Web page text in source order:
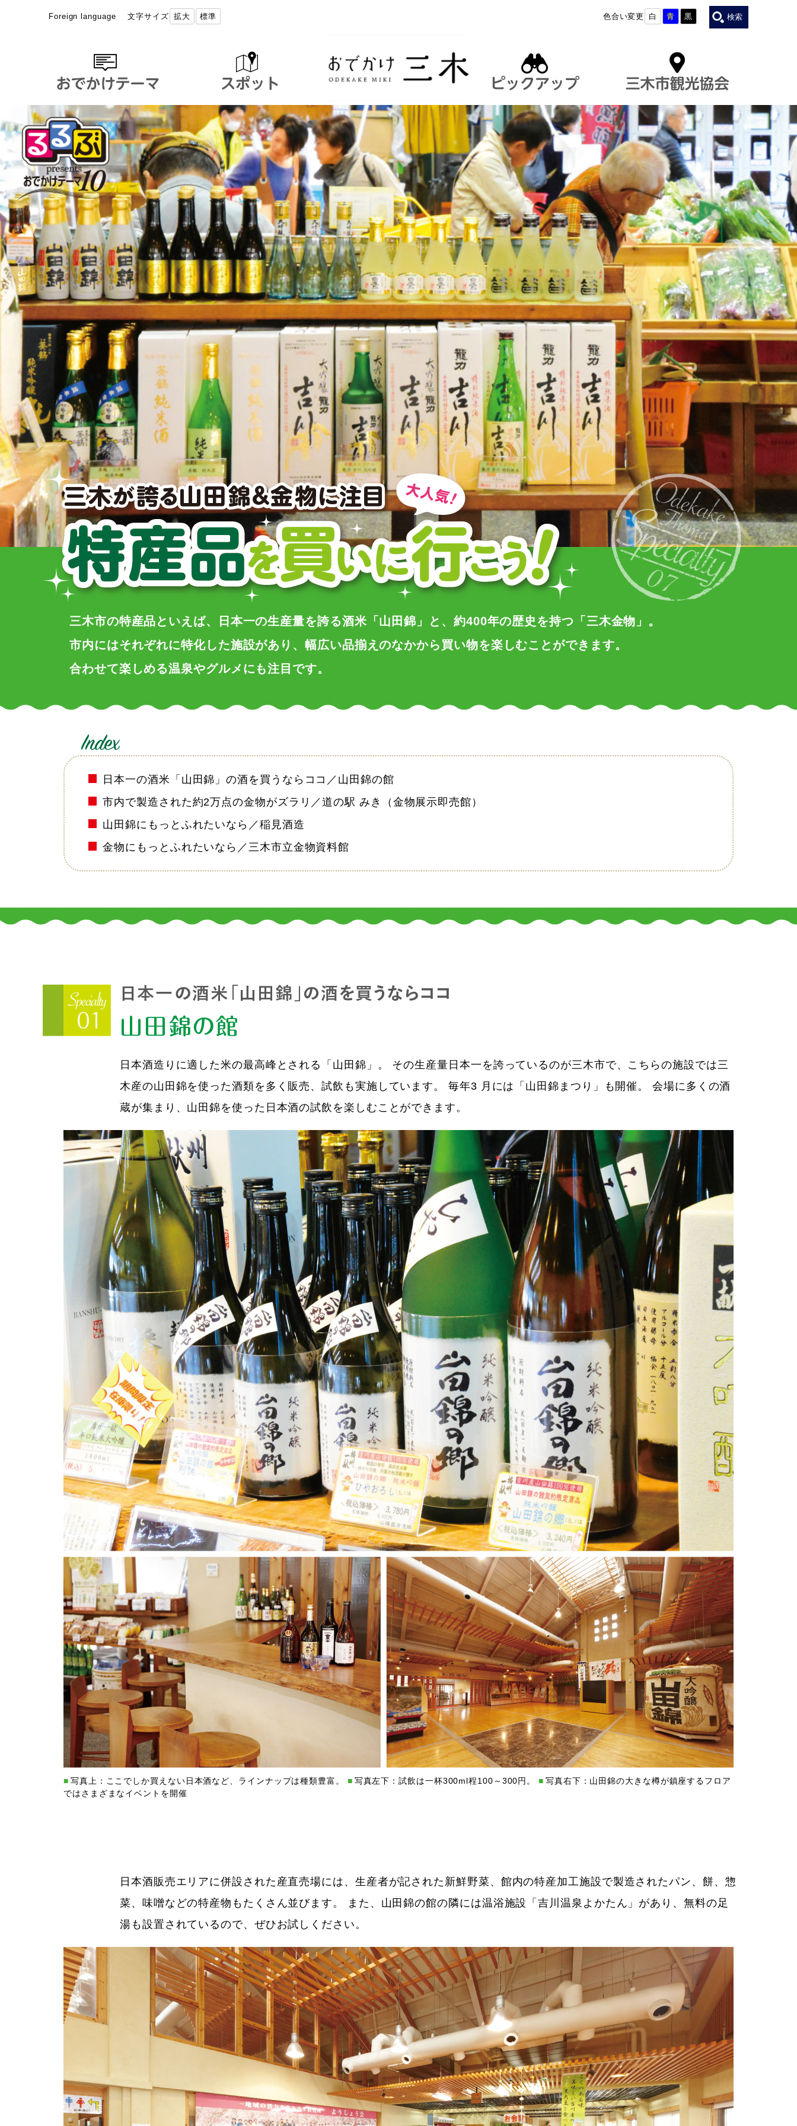
Foreign language 文字サイズ 拡大 標準 色合い変更 白 青 黒 検索
三木市の特産品といえば、日本一の生産量を誇る酒米「山田錦」と、約400年の歴史を持つ「三木金物」。
市内にはそれぞれに特化した施設があり、幅広い品揃えのなかから買い物を楽しむことができます。
合わせて楽しめる温泉やグルメにも注目です。
日本一の酒米「山田錦」の酒を買うならココ／山田錦の館
市内で製造された約2万点の金物がズラリ／道の駅 みき（金物展示即売館）
山田錦にもっとふれたいなら／稲見酒造
金物にもっとふれたいなら／三木市立金物資料館
日本酒造りに適した米の最高峰とされる「山田錦」。 その生産量日本一を誇っているのが三木市で、こちらの施設では三
木産の山田錦を使った酒類を多く販売、試飲も実施しています。 毎年3 月には「山田錦まつり」も開催。 会場に多くの酒
蔵が集まり、山田錦を使った日本酒の試飲を楽しむことができます。
写真上：ここでしか買えない日本酒など、ラインナップは種類豊富。 写真左下：試飲は一杯300ml程100～300円。
写真右下：山田錦の大きな樽が鎮座するフロア
ではさまざまなイベントを開催
日本酒販売エリアに併設された産直売場には、生産者が記された新鮮野菜、館内の特産加工施設で製造されたパン、餅、惣
菜、味噌などの特産物もたくさん並びます。 また、山田錦の館の隣には温浴施設「吉川温泉よかたん」があり、無料の足
湯も設置されているので、ぜひお試しください。